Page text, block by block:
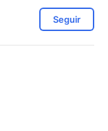
Seguir